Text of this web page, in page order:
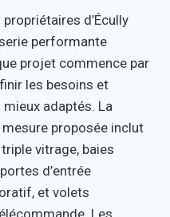
d’Écully
performante
projet commence par
les besoins et
adaptés. La
proposée inclut
vitrage, baies
d’entrée
et volets
Les